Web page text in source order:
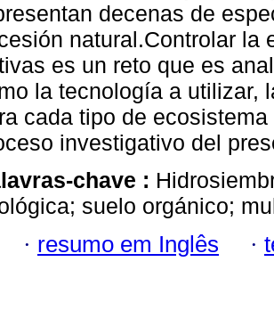
decenas de
natural.Controlar la
es un reto que es
la tecnología a utilizar,
cada tipo de
investigativo del
chave :
suelo orgánico;
· resumo em Inglês ·